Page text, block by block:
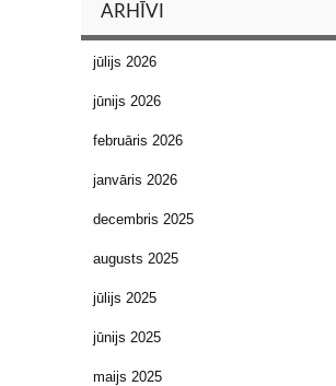
ARHĪVI
jūlijs 2026
jūnijs 2026
februāris 2026
janvāris 2026
decembris 2025
augusts 2025
jūlijs 2025
jūnijs 2025
maijs 2025